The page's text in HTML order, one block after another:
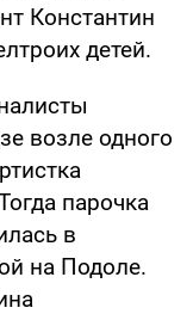
Константин
детей.
возле одного
парочка
в
на Подоле.